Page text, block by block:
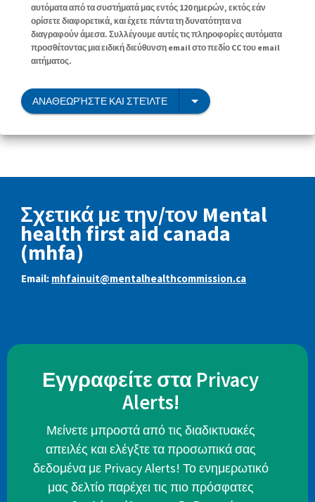
αυτόματα από τα συστήματά μας εντός 120 ημερών, εκτός εάν
ορίσετε διαφορετικά, και έχετε πάντα τη δυνατότητα να
διαγραφούν άμεσα. Συλλέγουμε αυτές τις πληροφορίες αυτόματα
προσθέτοντας μια ειδική διεύθυνση email στο πεδίο CC του email
αιτήματος.
ΑΝΑΘΕΩΡΉΣΤΕ ΚΑΙ ΣΤΕΊΛΤΕ
Σχετικά με την/τον Mental
health first aid canada
(mhfa)
Email: mhfainuit@mentalhealthcommission.ca
Εγγραφείτε στα Privacy
Alerts!
Μείνετε μπροστά από τις διαδικτυακές
απειλές και ελέγξτε τα προσωπικά σας
δεδομένα με Privacy Alerts! Το ενημερωτικό
μας δελτίο παρέχει τις πιο πρόσφατες